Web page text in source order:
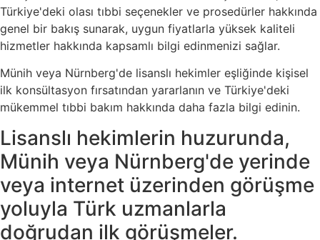
Türkiye'deki olası tıbbi seçenekler ve prosedürler hakkında
genel bir bakış sunarak, uygun fiyatlarla yüksek kaliteli
hizmetler hakkında kapsamlı bilgi edinmenizi sağlar.
Münih veya Nürnberg'de lisanslı hekimler eşliğinde kişisel
ilk konsültasyon fırsatından yararlanın ve Türkiye'deki
mükemmel tıbbi bakım hakkında daha fazla bilgi edinin.
Lisanslı hekimlerin huzurunda,
Münih veya Nürnberg'de yerinde
veya internet üzerinden görüşme
yoluyla Türk uzmanlarla
doğrudan ilk görüşmeler.